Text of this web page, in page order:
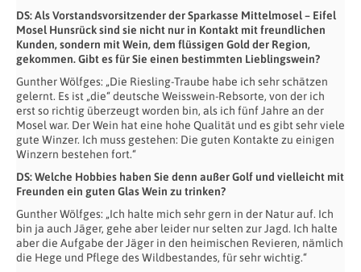
DS: Als Vorstandsvorsitzender der Sparkasse Mittelmosel – Eifel
Mosel Hunsrück sind sie nicht nur in Kontakt mit freundlichen
Kunden, sondern mit Wein, dem flüssigen Gold der Region,
gekommen. Gibt es für Sie einen bestimmten Lieblingswein?
Gunther Wölfges: „Die Riesling-Traube habe ich sehr schätzen
gelernt. Es ist „die“ deutsche Weisswein-Rebsorte, von der ich
erst so richtig überzeugt worden bin, als ich fünf Jahre an der
Mosel war. Der Wein hat eine hohe Qualität und es gibt sehr viele
gute Winzer. Ich muss gestehen: Die guten Kontakte zu einigen
Winzern bestehen fort.“
DS: Welche Hobbies haben Sie denn außer Golf und vielleicht mit
Freunden ein guten Glas Wein zu trinken?
Gunther Wölfges: „Ich halte mich sehr gern in der Natur auf. Ich
bin ja auch Jäger, gehe aber leider nur selten zur Jagd. Ich halte
aber die Aufgabe der Jäger in den heimischen Revieren, nämlich
die Hege und Pflege des Wildbestandes, für sehr wichtig.“